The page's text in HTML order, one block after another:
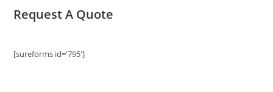
Request A Quote
[sureforms id='795']